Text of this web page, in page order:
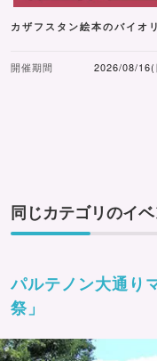
カザフスタン絵本のバイオ
開催期間 2026/08/16(
同じカテゴリのイベ
パルテノン大通り
祭」